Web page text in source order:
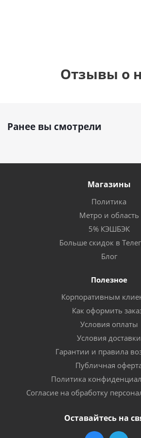
Отзывы о
Ранее вы смотрели
Магазины
Политика
Метро и область
5% КЭШБЭК
Больше скидок в
Блог
Полезное
Корпоративным
Как оформить
Условия оплаты
Условия доставки
Гарантии и правила
Публичная
Политика
Согласие на обработку
Оставайтесь на